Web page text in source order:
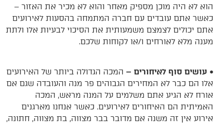
הוא לא היה מוכן מספיק מאחר והוא לא מכיר את האזור –
כאשר אתם עובדים עם חברה המתמחה בהסעות לאירועים
אתם יכולים לצמצם משמעותית את הסיכוי לבעיות אלו ולתת
מענה מלא לאורחים ו/או לקוחות שלכם.
• עושים סוף לאיחורים – המכה הגדולה ביותר של האירועים
אלו הם כבר לא המחירים הגבוהים פר מנה והעובדה שגם אם
אורח לא הגיע אתם משלמים על המנה מראש, המכה
האמיתית הם האיחורים לאירועים. כאשר אנחנו מארגנים
אירוע אין זה משנה אם מדובר בבר מצווה, בת מצווה, חתונה,